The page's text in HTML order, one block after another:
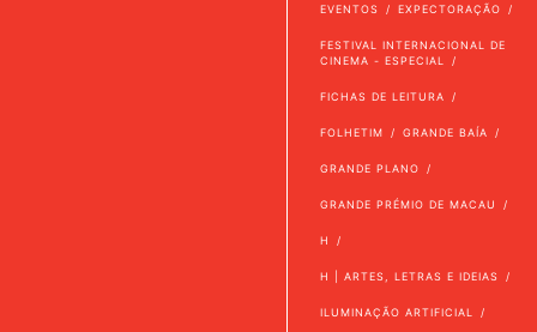
EVENTOS EXPECTORAÇÃO
FESTIVAL INTERNACIONAL DE
CINEMA - ESPECIAL
FICHAS DE LEITURA
FOLHETIM GRANDE BAÍA
GRANDE PLANO
GRANDE PRÉMIO DE MACAU
H
H | ARTES, LETRAS E IDEIAS
ILUMINAÇÃO ARTIFICIAL